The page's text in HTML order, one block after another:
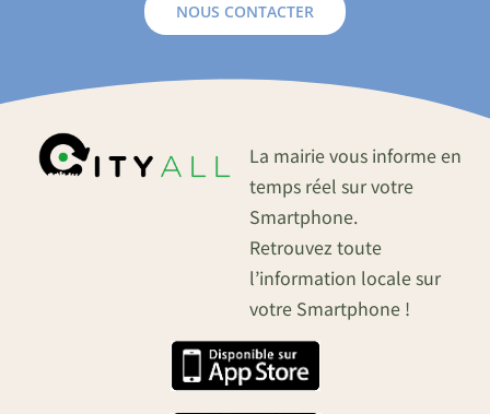
NOUS CONTACTER
La mairie vous informe en
temps réel sur votre
Smartphone.
Retrouvez toute
l’information locale sur
votre Smartphone !